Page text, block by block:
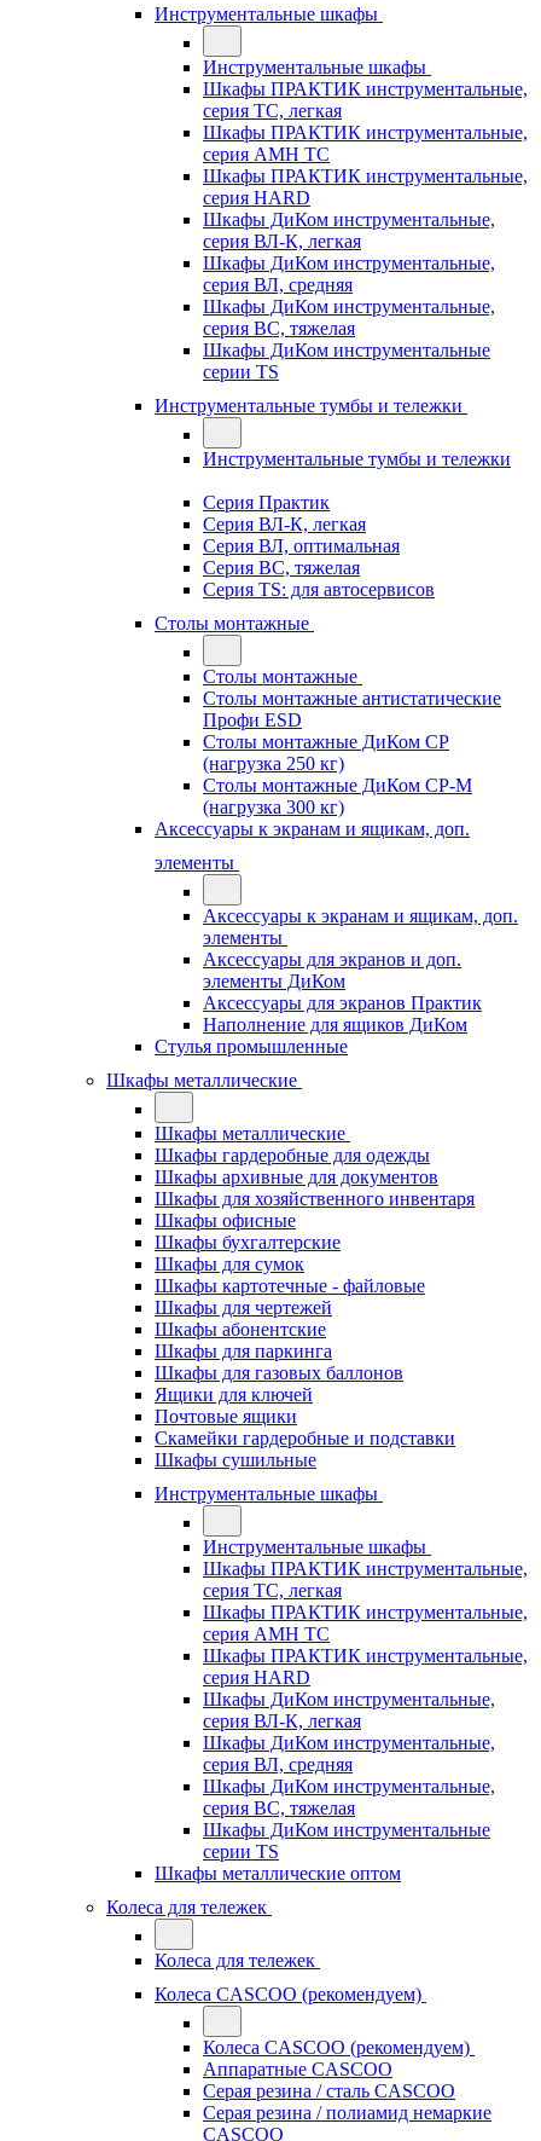
Инструментальные шкафы
Инструментальные шкафы
Шкафы ПРАКТИК инструментальные,
серия TC, легкая
Шкафы ПРАКТИК инструментальные,
серия AMH TC
Шкафы ПРАКТИК инструментальные,
серия HARD
Шкафы ДиКом инструментальные,
cерия ВЛ-К, легкая
Шкафы ДиКом инструментальные,
серия ВЛ, средняя
Шкафы ДиКом инструментальные,
серия ВС, тяжелая
Шкафы ДиКом инструментальные
серии TS
Инструментальные тумбы и тележки
Инструментальные тумбы и тележки
Серия Практик
Серия ВЛ-К, легкая
Серия ВЛ, оптимальная
Серия ВС, тяжелая
Серия TS: для автосервисов
Столы монтажные
Столы монтажные
Столы монтажные антистатические
Профи ESD
Столы монтажные ДиКом СР
(нагрузка 250 кг)
Столы монтажные ДиКом СР-М
(нагрузка 300 кг)
Аксессуары к экранам и ящикам, доп.
элементы
Аксессуары к экранам и ящикам, доп.
элементы
Аксессуары для экранов и доп.
элементы ДиКом
Аксессуары для экранов Практик
Наполнение для ящиков ДиКом
Стулья промышленные
Шкафы металлические
Шкафы металлические
Шкафы гардеробные для одежды
Шкафы архивные для документов
Шкафы для хозяйственного инвентаря
Шкафы офисные
Шкафы бухгалтерские
Шкафы для сумок
Шкафы картотечные - файловые
Шкафы для чертежей
Шкафы абонентские
Шкафы для паркинга
Шкафы для газовых баллонов
Ящики для ключей
Почтовые ящики
Скамейки гардеробные и подставки
Шкафы сушильные
Инструментальные шкафы
Инструментальные шкафы
Шкафы ПРАКТИК инструментальные,
серия ТC, легкая
Шкафы ПРАКТИК инструментальные,
серия AMH TC
Шкафы ПРАКТИК инструментальные,
серия HARD
Шкафы ДиКом инструментальные,
cерия ВЛ-К, легкая
Шкафы ДиКом инструментальные,
серия ВЛ, средняя
Шкафы ДиКом инструментальные,
серия ВС, тяжелая
Шкафы ДиКом инструментальные
серии TS
Шкафы металлические оптом
Колеса для тележек
Колеса для тележек
Колеса CASCOO (рекомендуем)
Колеса CASCOO (рекомендуем)
Аппаратные CASCOO
Серая резина / сталь CASCOO
Серая резина / полиамид немаркие
CASCOO